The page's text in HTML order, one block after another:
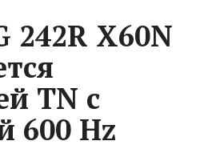
242R X60N
TN с
600 Hz